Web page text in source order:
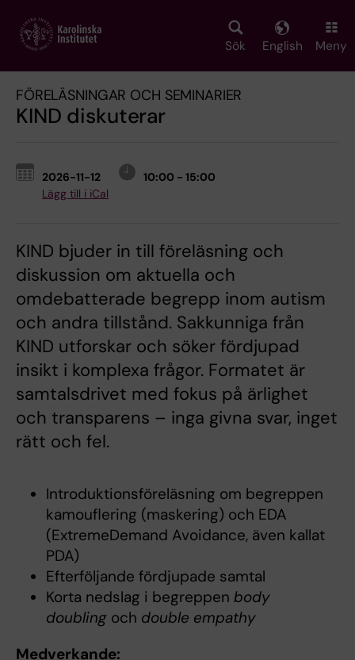
main
Sök English Meny
FÖRELÄSNINGAR OCH SEMINARIER
KIND diskuterar
2026-11-12
10:00 - 15:00
Lägg till i iCal
KIND bjuder in till föreläsning och
diskussion om aktuella och
omdebatterade begrepp inom autism
och andra tillstånd. Sakkunniga från
KIND utforskar och söker fördjupad
insikt i komplexa frågor. Formatet är
samtalsdrivet med fokus på ärlighet
och transparens – inga givna svar, inget
rätt och fel.
Introduktionsföreläsning om begreppen
kamouflering (maskering) och EDA
(ExtremeDemand Avoidance, även kallat
PDA)
Efterföljande fördjupade samtal
Korta nedslag i begreppen body
doublingoch double empathy
Medverkande: